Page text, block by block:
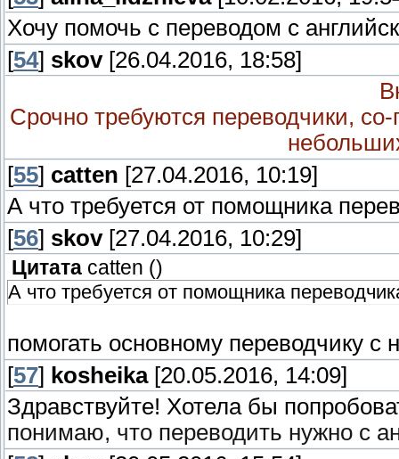
Хочу помочь с переводом с
[54] skov[26.04.2016, 18:58]
Срочно требуются переводчики,
[55] catten [27.04.2016, 10:19]
А что требуется от помощника
[56] skov[27.04.2016, 10:29]
Цитата catten ()
А что требуется от помощника
помогать основному переводчику
[57] kosheika[20.05.2016, 14:09]
Здравствуйте! Хотела бы
понимаю, что переводить нужно с